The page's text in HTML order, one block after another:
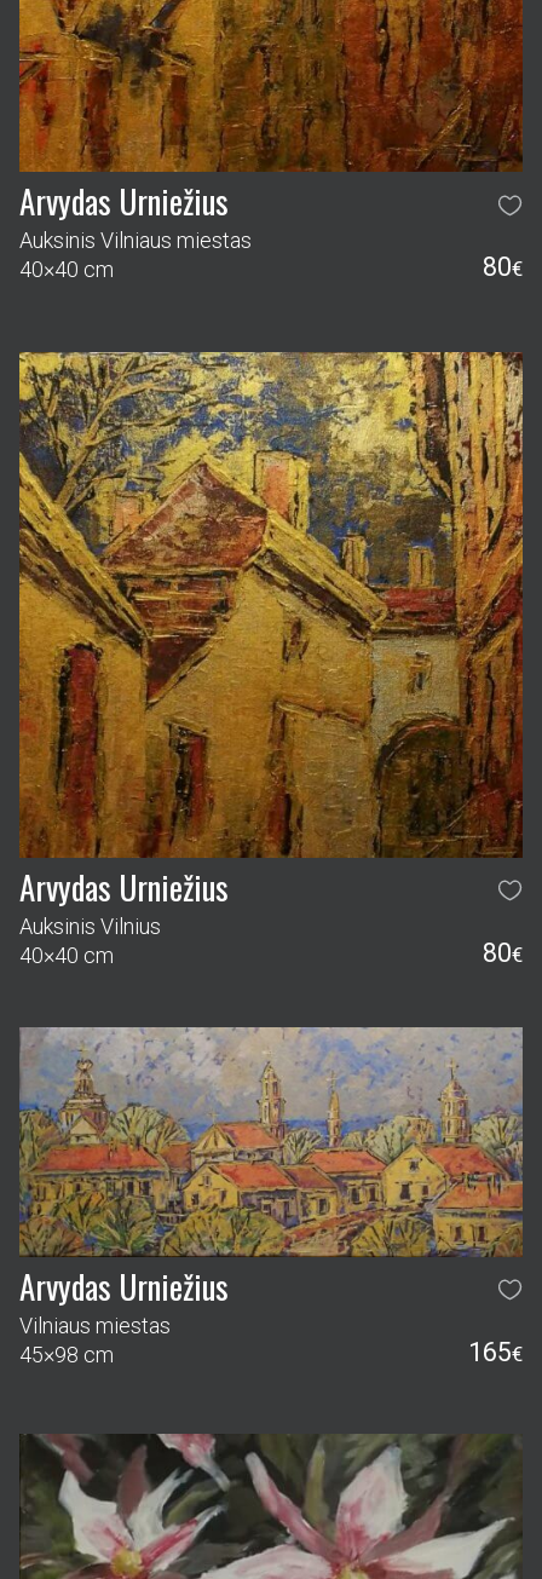
Arvydas Urniežius
Auksinis Vilniaus miestas
40×40 cm
80€
Arvydas Urniežius
Auksinis Vilnius
40×40 cm
80€
Arvydas Urniežius
Vilniaus miestas
45×98 cm
165€